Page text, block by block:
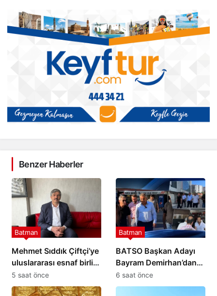
Benzer Haberler
Mehmet Sıddık Çiftçi’ye
uluslararası esnaf birliği
görevi
Batman
5 saat önce
BATSO Başkan Adayı
Bayram Demirhan’dan
yoğun saha mesaisi
Batman
6 saat önce